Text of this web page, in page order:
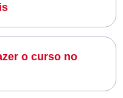
o curso no